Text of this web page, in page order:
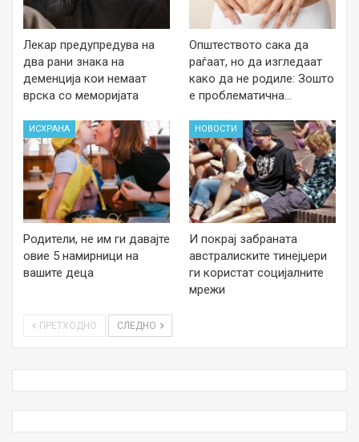
Лекар предупредува на
два рани знака на
деменција кои немаат
врска со меморијата
Општеството сака да
раѓаат, но да изгледаат
како да не родиле: Зошто
е проблематична…
ИСХРАНА
Родители, не им ги давајте
овие 5 намирници на
вашите деца
НОВОСТИ
И покрај забраната
австралиските тинејџери
ги користат социјалните
мрежи
ПРЕТХОДНО СЛЕДНО